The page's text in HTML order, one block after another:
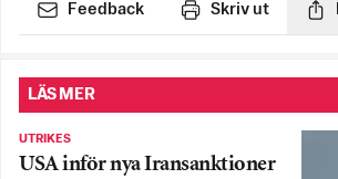
Feedback Skriv ut
LÄS MER
UTRIKES
USA inför nya Iransanktioner